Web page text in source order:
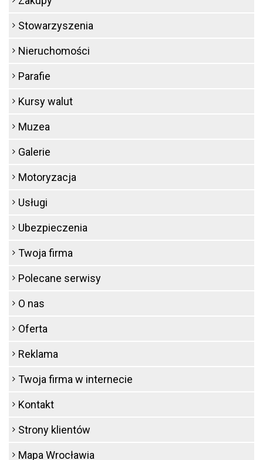
Stowarzyszenia
Nieruchomości
Parafie
Kursy walut
Muzea
Galerie
Motoryzacja
Usługi
Ubezpieczenia
Twoja firma
Polecane serwisy
O nas
Oferta
Reklama
Twoja firma w internecie
Kontakt
Strony klientów
Mapa Wrocławia